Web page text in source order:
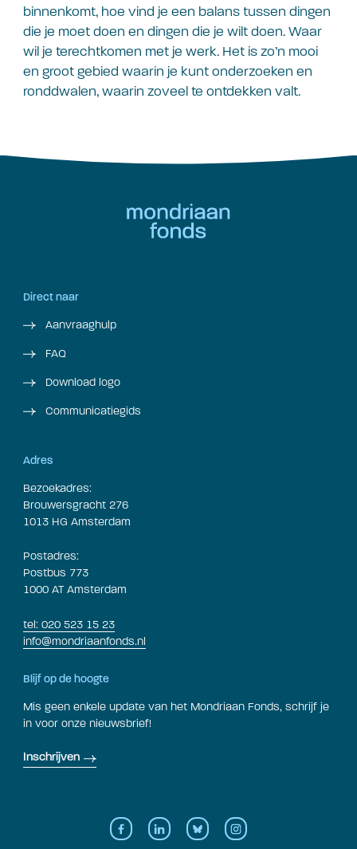
binnenkomt, hoe vind je een balans tussen dingen
die je moet doen en dingen die je wilt doen. Waar
wil je terechtkomen met je werk. Het is zo’n mooi
en groot gebied waarin je kunt onderzoeken en
ronddwalen, waarin zoveel te ontdekken valt.
Direct naar
Aanvraaghulp
FAQ
Download logo
Communicatiegids
Adres
Bezoekadres:
Brouwersgracht 276
1013 HG Amsterdam
Postadres:
Postbus 773
1000 AT Amsterdam
tel: 020 523 15 23
info@mondriaanfonds.nl
Blijf op de hoogte
Mis geen enkele update van het Mondriaan Fonds, schrijf je
in voor onze nieuwsbrief!
Inschrijven